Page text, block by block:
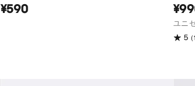
¥590
ユニ
5